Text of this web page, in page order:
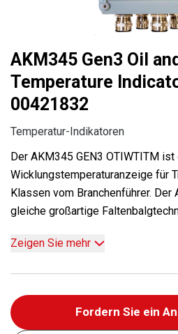
AKM345 Gen3 Oil
Temperature
00421832
Temperatur-Indikatoren
Der AKM345 GEN3 OTIWTITM
Wicklungstemperaturanzeige für
Klassen vom Branchenführer. Der
gleiche großartige
Zeigen Sie mehr
Fordern Sie ein